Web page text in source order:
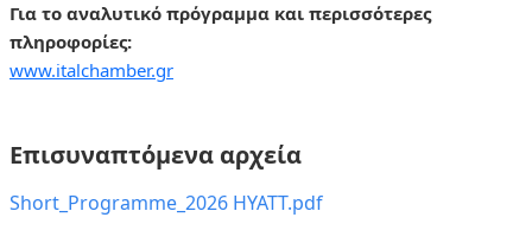
Για το αναλυτικό πρόγραμμα και περισσότερες
πληροφορίες:
www.italchamber.gr
Επισυναπτόμενα αρχεία
Short_Programme_2026 HYATT.pdf